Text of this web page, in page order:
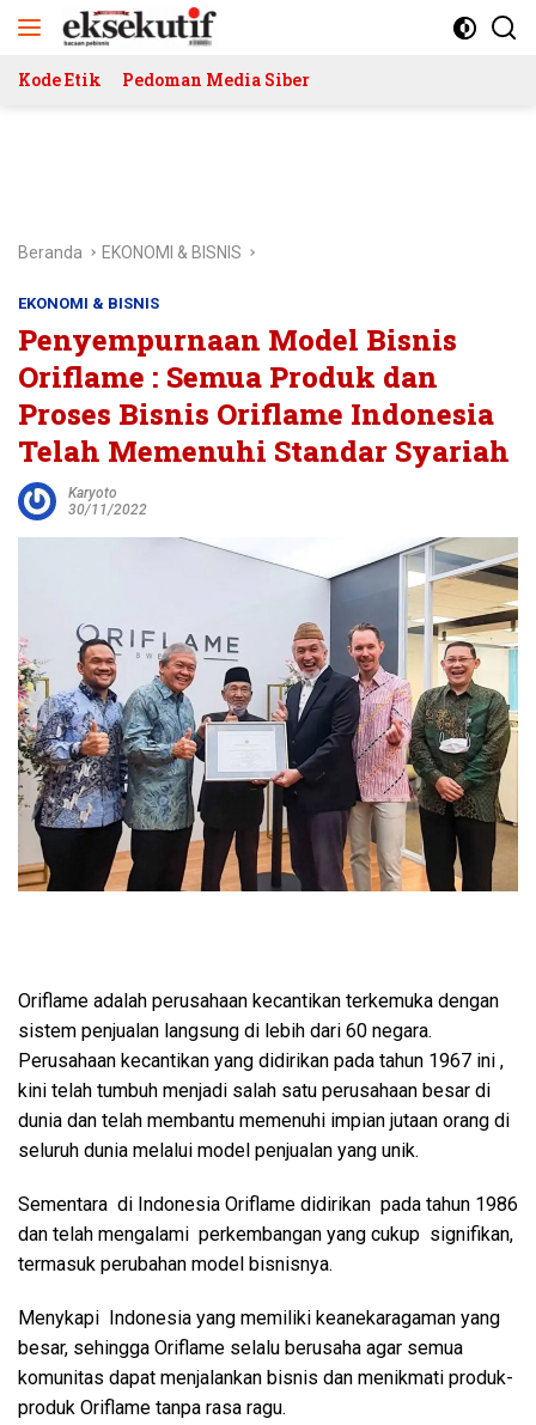
Kode Etik Pedoman Media Siber
Beranda EKONOMI & BISNIS
EKONOMI & BISNIS
Penyempurnaan Model Bisnis
Oriflame : Semua Produk dan
Proses Bisnis Oriflame Indonesia
Telah Memenuhi Standar Syariah
Karyoto
30/11/2022
Oriflame adalah perusahaan kecantikan terkemuka dengan
sistem penjualan langsung di lebih dari 60 negara.
Perusahaan kecantikan yang didirikan pada tahun 1967 ini ,
kini telah tumbuh menjadi salah satu perusahaan besar di
dunia dan telah membantu memenuhi impian jutaan orang di
seluruh dunia melalui model penjualan yang unik.
Sementara di Indonesia Oriflame didirikan pada tahun 1986
dan telah mengalami perkembangan yang cukup signifikan,
termasuk perubahan model bisnisnya.
Menykapi Indonesia yang memiliki keanekaragaman yang
besar, sehingga Oriflame selalu berusaha agar semua
komunitas dapat menjalankan bisnis dan menikmati produk-
produk Oriflame tanpa rasa ragu.